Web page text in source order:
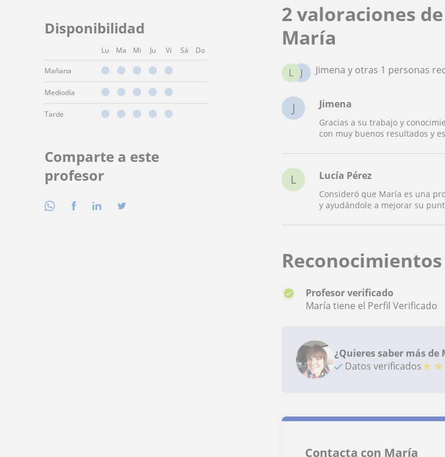
Disponibilidad
Lu Ma Mi Ju Vi Sá Do
Mañana
Mediodía
Tarde
Comparte a este
profesor
2 valoraciones
María
J
L Jimena y otras 1 personas
J Jimena
Gracias a su trabajo y
con muy buenos resultados y
L Lucía Pérez
Consideró que María es una
y ayudándole a mejorar su
Reconocimientos
Profesor verificado
María tiene el Perfil Verificado
¿Quieres saber más de
Datos verificados★ ★
Contacta con María